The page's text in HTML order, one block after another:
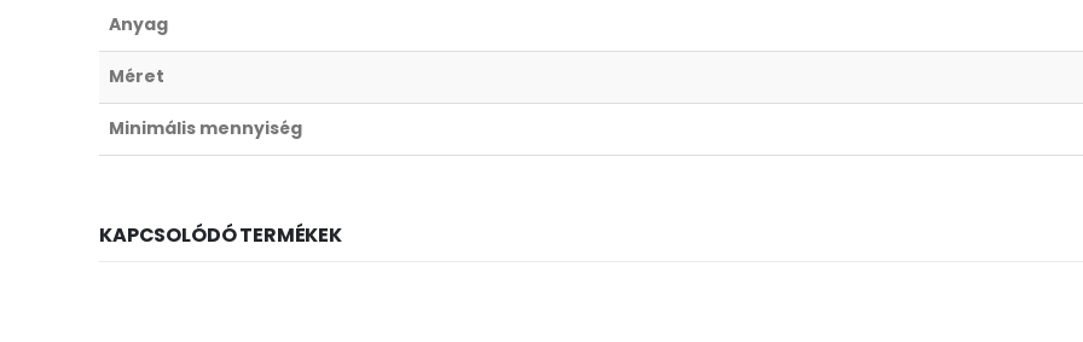
Anyag
Méret
Minimális mennyiség
KAPCSOLÓDÓ TERMÉKEK